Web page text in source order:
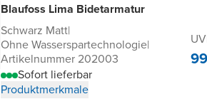
Blaufoss Lima Bidetarmatur
Schwarz Matt|
Ohne Wasserspartechnologie|
Artikelnummer 202003
Sofort lieferbar
Produktmerkmale